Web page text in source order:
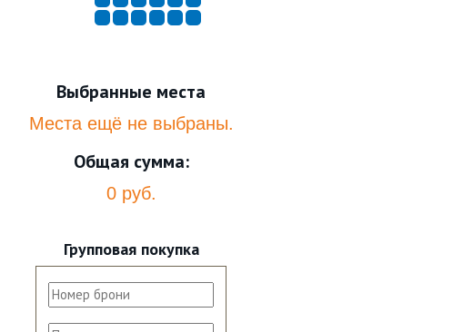
Выбранные места
Места ещё не выбраны.
Общая сумма:
0 руб.
Групповая покупка